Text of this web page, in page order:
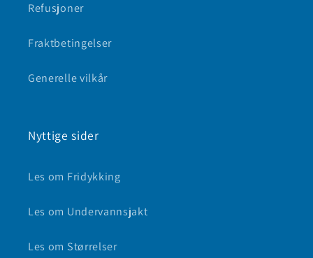
Refusjoner
Fraktbetingelser
Generelle vilkår
Nyttige sider
Les om Fridykking
Les om Undervannsjakt
Les om Størrelser